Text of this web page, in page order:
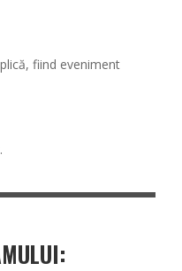
fiind eveniment
: